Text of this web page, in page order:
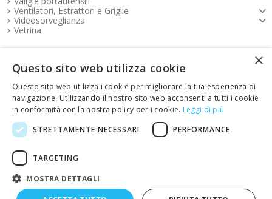
Ventilatori, Estrattori e Griglie
Videosorveglianza
Vetrina
Pagamenti FOOTER
Copyright e contatti FOOTER
link Emotion FOOTER
Restituisci articoli
×
Questo sito web utilizza cookie
Questo sito web utilizza i cookie per migliorare la tua esperienza di
navigazione. Utilizzando il nostro sito web acconsenti a tutti i cookie
in conformità con la nostra policy per i cookie. Leggi di più
STRETTAMENTE NECESSARI
PERFORMANCE
TARGETING
MOSTRA DETTAGLI